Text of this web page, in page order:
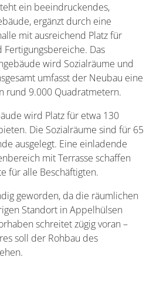
ein beeindruckendes,
ergänzt durch eine
mit ausreichend Platz für
Das
wird Sozialräume und
umfasst der Neubau eine
rund 9.000 Quadratmetern.
wird Platz für etwa 130
Die Sozialräume sind für 65
ausgelegt. Eine einladende
mit Terrasse schaffen
für alle Beschäftigten.
geworden, da die räumlichen
Standort in Appelhülsen
schreitet zügig voran –
soll der Rohbau des